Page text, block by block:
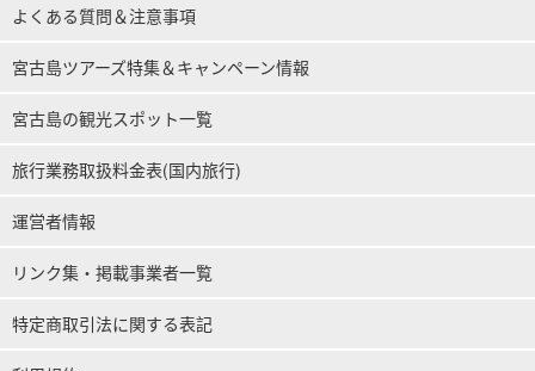
よくある質問＆注意事項
宮古島ツアーズ特集＆キャンペーン情報
宮古島の観光スポット一覧
旅行業務取扱料金表(国内旅行)
運営者情報
リンク集・掲載事業者一覧
特定商取引法に関する表記